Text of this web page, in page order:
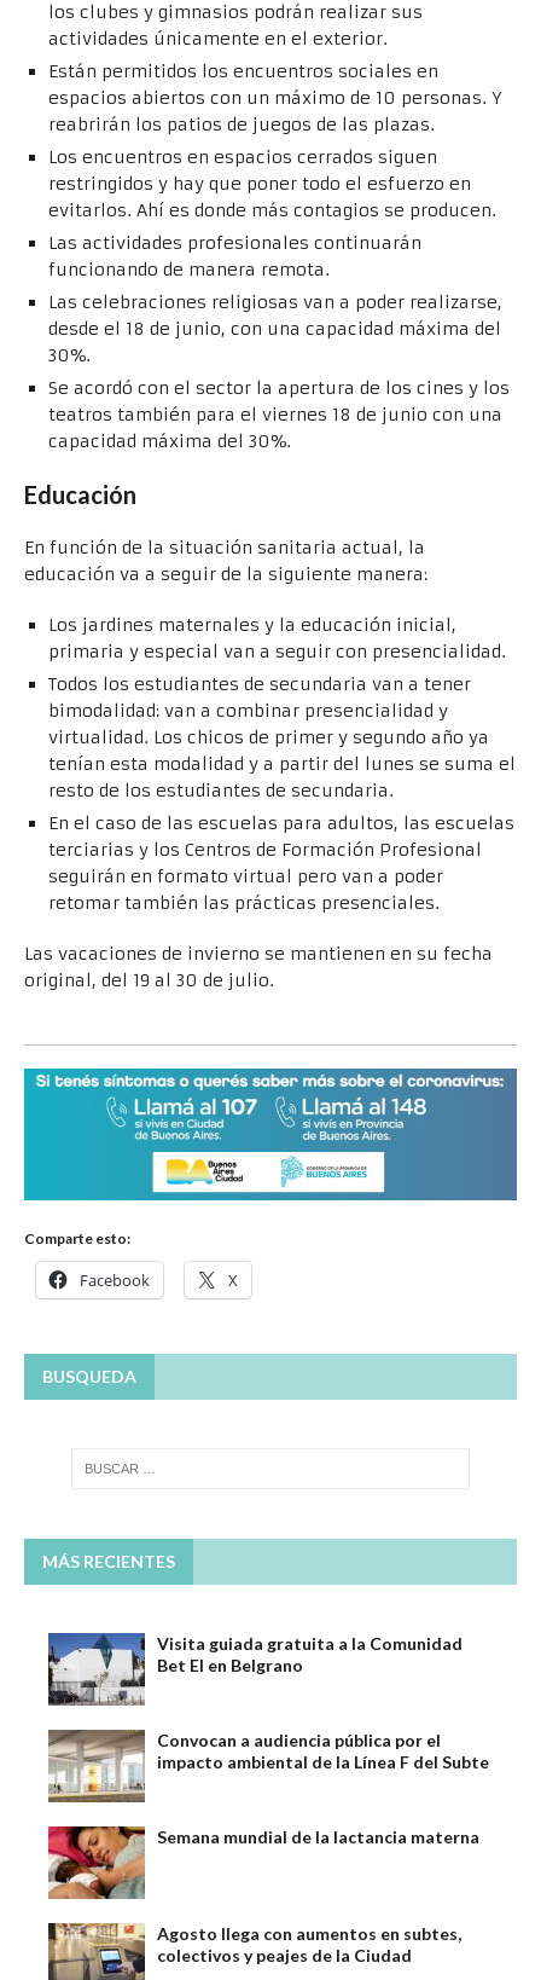
los clubes y gimnasios podrán realizar sus
actividades únicamente en el exterior.
Están permitidos los encuentros sociales en
espacios abiertos con un máximo de 10 personas. Y
reabrirán los patios de juegos de las plazas.
Los encuentros en espacios cerrados siguen
restringidos y hay que poner todo el esfuerzo en
evitarlos. Ahí es donde más contagios se producen.
Las actividades profesionales continuarán
funcionando de manera remota.
Las celebraciones religiosas van a poder realizarse,
desde el 18 de junio, con una capacidad máxima del
30%.
Se acordó con el sector la apertura de los cines y los
teatros también para el viernes 18 de junio con una
capacidad máxima del 30%.
Educación
En función de la situación sanitaria actual, la
educación va a seguir de la siguiente manera:
Los jardines maternales y la educación inicial,
primaria y especial van a seguir con presencialidad.
Todos los estudiantes de secundaria van a tener
bimodalidad: van a combinar presencialidad y
virtualidad. Los chicos de primer y segundo año ya
tenían esta modalidad y a partir del lunes se suma el
resto de los estudiantes de secundaria.
En el caso de las escuelas para adultos, las escuelas
terciarias y los Centros de Formación Profesional
seguirán en formato virtual pero van a poder
retomar también las prácticas presenciales.
Las vacaciones de invierno se mantienen en su fecha
original, del 19 al 30 de julio.
Comparte esto:
Facebook X
BUSQUEDA
MÁS RECIENTES
Visita guiada gratuita a la Comunidad
Bet El en Belgrano
Convocan a audiencia pública por el
impacto ambiental de la Línea F del Subte
Semana mundial de la lactancia materna
Agosto llega con aumentos en subtes,
colectivos y peajes de la Ciudad